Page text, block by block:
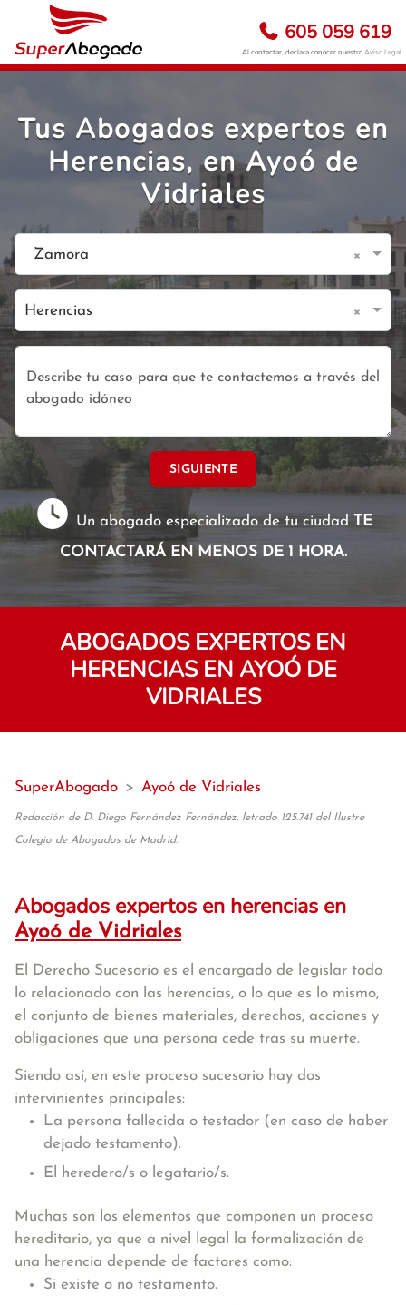
605 059 619
Al contactar, declara conocer nuestroAviso Legal
Tus Abogados expertos en
Herencias, en Ayoó de
Vidriales
Zamora ×
Herencias ×
SIGUIENTE
Un abogado especializado de tu ciudadTE
CONTACTARÁ EN MENOS DE 1 HORA.
ABOGADOS EXPERTOS EN
HERENCIAS EN AYOÓ DE
VIDRIALES
SuperAbogado > Ayoó de Vidriales
Redacción de D. Diego Fernández Fernández, letrado 125.741 del Ilustre
Colegio de Abogados de Madrid.
Abogados expertos en herencias en
Ayoó de Vidriales
El Derecho Sucesorio es el encargado de legislar todo
lo relacionado con las herencias, o lo que es lo mismo,
el conjunto de bienes materiales, derechos, acciones y
obligaciones que una persona cede tras su muerte.
Siendo así, en este proceso sucesorio hay dos
intervinientes principales:
La persona fallecida o testador (en caso de haber
dejado testamento).
El heredero/s o legatario/s.
Muchas son los elementos que componen un proceso
hereditario, ya que a nivel legal la formalización de
una herencia depende de factores como:
Si existe o no testamento.